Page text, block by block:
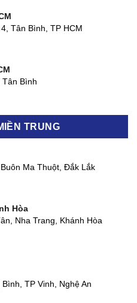
Tân Bình, TP HCM
Tân Bình
Nai
4,TP. HCM
TRUNG
Ma Thuột, Đắk Lắk
Hòa
Nha Trang, Khánh Hòa
TP Vinh, Nghệ An